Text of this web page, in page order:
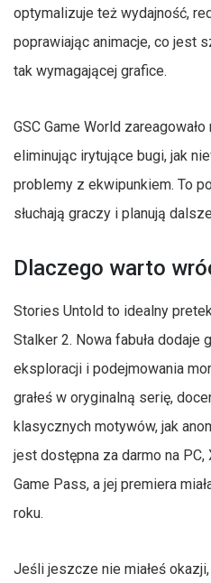
optymalizuje też wydajność,
poprawiając animacje, co jest
tak wymagającej grafice.
GSC Game World
eliminując irytujące bugi, jak
problemy z ekwipunkiem. To
słuchają graczy i planują
Dlaczego warto
Stories Untold to idealny
Stalker 2. Nowa fabuła dodaje
eksploracji i podejmowania
grałeś w oryginalną serię,
klasycznych motywów, jak
jest dostępna za darmo na
Game Pass, a jej premiera
roku.
Jeśli jeszcze nie miałeś